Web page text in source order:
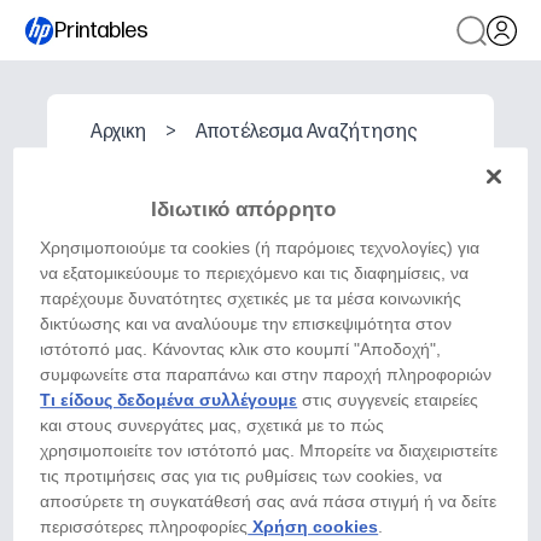
Printables
Αρχικη > Αποτέλεσμα Αναζήτησης
Ιδιωτικό απόρρητο
Χρησιμοποιούμε τα cookies (ή παρόμοιες τεχνολογίες) για
να εξατομικεύουμε το περιεχόμενο και τις διαφημίσεις, να
παρέχουμε δυνατότητες σχετικές με τα μέσα κοινωνικής
δικτύωσης και να αναλύουμε την επισκεψιμότητα στον
ιστότοπό μας. Κάνοντας κλικ στο κουμπί "Αποδοχή",
συμφωνείτε στα παραπάνω και στην παροχή πληροφοριών
Τι είδους δεδομένα συλλέγουμε στις συγγενείς εταιρείες
και στους συνεργάτες μας, σχετικά με το πώς
χρησιμοποιείτε τον ιστότοπό μας. Μπορείτε να διαχειριστείτε
τις προτιμήσεις σας για τις ρυθμίσεις των cookies, να
αποσύρετε τη συγκατάθεσή σας ανά πάσα στιγμή ή να δείτε
περισσότερες πληροφορίες Χρήση cookies